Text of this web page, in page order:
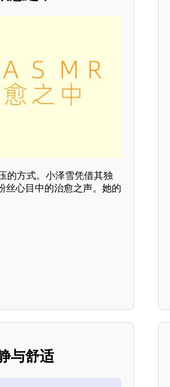
的方式。小泽雪凭借其独
丝心目中的治愈之声。她的
与舒适